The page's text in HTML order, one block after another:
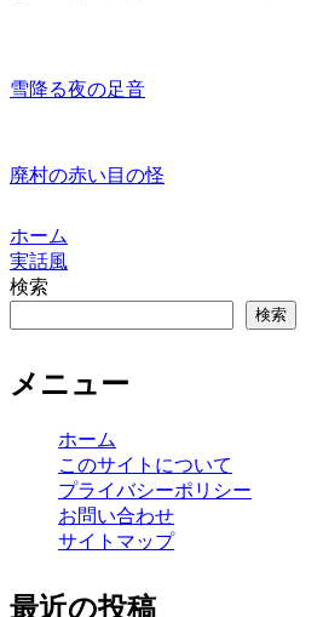
雪降る夜の足音
廃村の赤い目の怪
ホーム
実話風
検索
検索
メニュー
ホーム
このサイトについて
プライバシーポリシー
お問い合わせ
サイトマップ
最近の投稿